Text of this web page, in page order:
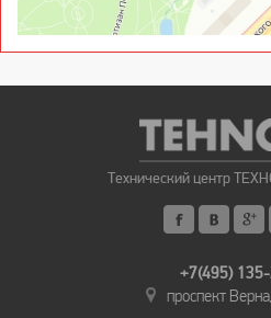
Технический центр
+7(495)
проспект